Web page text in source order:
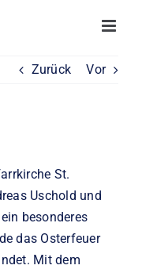
Zurück
Vor
St.
Uschold und
besonderes
das Osterfeuer
Mit dem